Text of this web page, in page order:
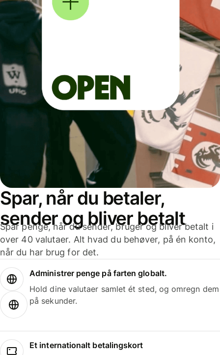
Spar, når du betaler,
sender og bliver betalt
Spar penge, når du sender, bruger og bliver betalt i
over 40 valutaer. Alt hvad du behøver, på én konto,
når du har brug for det.
Administrer penge på farten globalt.
Hold dine valutaer samlet ét sted, og omregn dem
på sekunder.
Et internationalt betalingskort